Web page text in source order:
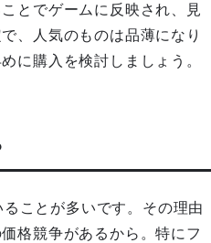
とでゲームに反映され、見
、人気のものは品薄になり
に購入を検討しましょう。
ことが多いです。その理由
格競争があるから。特にフ